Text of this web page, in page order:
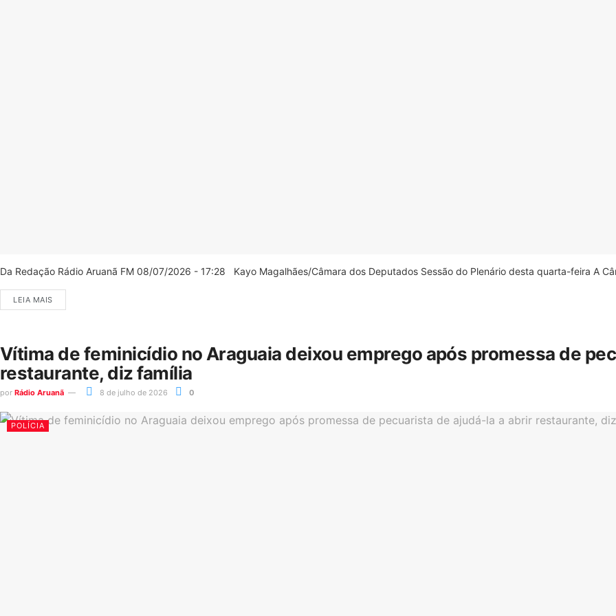
Da Redação Rádio Aruanã FM 08/07/2026 - 17:28 Kayo Magalhães/Câmara dos Deputados Sessão do Plenário desta quarta-feira A
LEIA MAIS
Vítima de feminicídio no Araguaia deixou emprego após promessa de
restaurante, diz família
por Rádio Aruanã 8 de julho de 2026 0
POLÍCIA